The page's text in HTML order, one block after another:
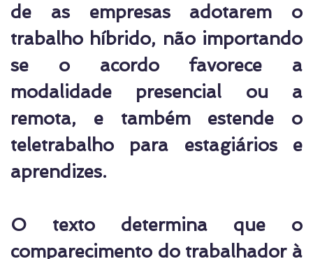
de as empresas adotarem o
trabalho híbrido, não importando
se o acordo favorece a
modalidade presencial ou a
remota, e também estende o
teletrabalho para estagiários e
aprendizes.
O texto determina que o
comparecimento do trabalhador à